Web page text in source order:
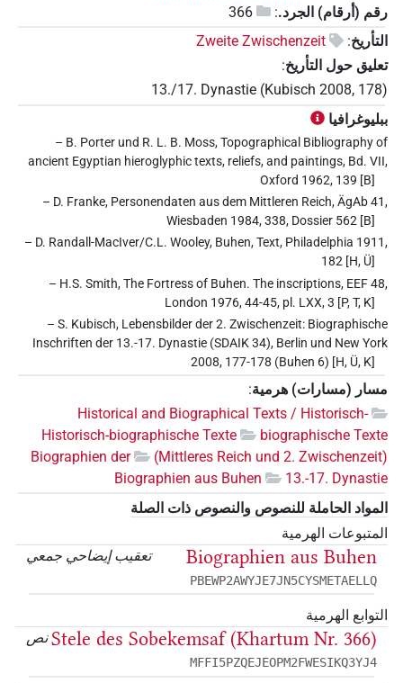
رقم (أرقام) الجرد.:
366
التأريخ:
Zweite Zwischenzeit
تعليق حول التأريخ:
13./17. Dynastie (Kubisch 2008, 178)
ببليوغرافيا
– B. Porter und R. L. B. Moss, Topographical Bibliography of
ancient Egyptian hieroglyphic texts, reliefs, and paintings, Bd. VII,
Oxford 1962, 139 [B]
– D. Franke, Personendaten aus dem Mittleren Reich, ÄgAb 41,
Wiesbaden 1984, 338, Dossier 562 [B]
– D. Randall-MacIver/C.L. Wooley, Buhen, Text, Philadelphia 1911,
182 [H, Ü]
– H.S. Smith, The Fortress of Buhen. The inscriptions, EEF 48,
London 1976, 44-45, pl. LXX, 3 [P, T, K]
– S. Kubisch, Lebensbilder der 2. Zwischenzeit: Biographische
Inschriften der 13.-17. Dynastie (SDAIK 34), Berlin und New York
2008, 177-178 (Buhen 6) [H, Ü, K]
مسار (مسارات) هرمية:
Historical and Biographical Texts / Historisch-
biographische Texte
Historisch-biographische Texte
(Mittleres Reich und 2. Zwischenzeit)
Biographien der
13.-17. Dynastie
Biographien aus Buhen
المواد الحاملة للنصوص والنصوص ذات الصلة
المتبوعات الهرمية
تعقيب إيضاحي جمعي
Biographien aus Buhen
PBEWP2AWYJE7JN5CYSMETAELLQ
التوابع الهرمية
نص Stele des Sobekemsaf (Khartum Nr. 366)
MFFI5PZQEJEOPM2FWESIKQ3YJ4